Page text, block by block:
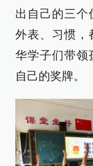
出自己的三个
外表、习惯，
华学子们带领
自己的奖牌。